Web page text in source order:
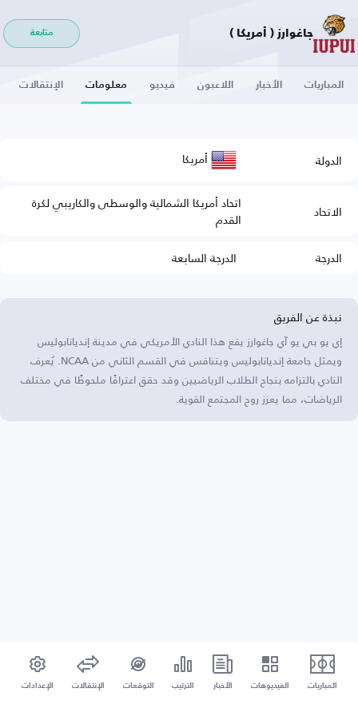
جاغوارز ( أمريكا ) متابعة
المباريات الأخبار اللاعبون فيديو معلومات الإنتقالات
الدولة أمريكا
الاتحاد اتحاد أمريكا الشمالية والوسطى والكاريبي لكرة
القدم
الدرجة
الدرجة السابعة
نبذة عن الفريق
إي يو بي يو آي جاغوارز يقع هذا النادي الأمريكي في مدينة إنديانابوليس
ويمثل جامعة إنديانابوليس ويتنافس في القسم الثاني من NCAA. يُعرف
النادي بالتزامه بنجاح الطلاب الرياضيين وقد حقق اعترافًا ملحوظًا في مختلف
الرياضات، مما يعزز روح المجتمع القوية.
المباريات الفيديوهات الأخبار الترتيب التوقعات الإنتقالات الإعدادات